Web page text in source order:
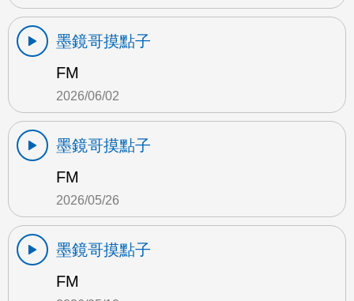
墨鏡哥摸點子
FM
2026/06/02
墨鏡哥摸點子
FM
2026/05/26
墨鏡哥摸點子
FM